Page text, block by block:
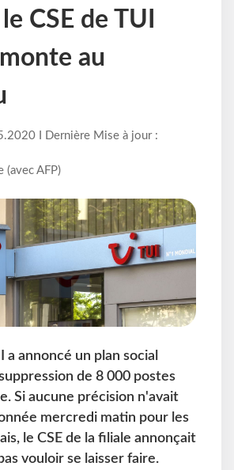
CSE de TUI
au
I Dernière Mise à jour :
(avec AFP)
a annoncé un plan social
de 8 000 postes
Si aucune précision n'avait
mercredi matin pour les
le CSE de la filiale annonçait
vouloir se laisser faire.